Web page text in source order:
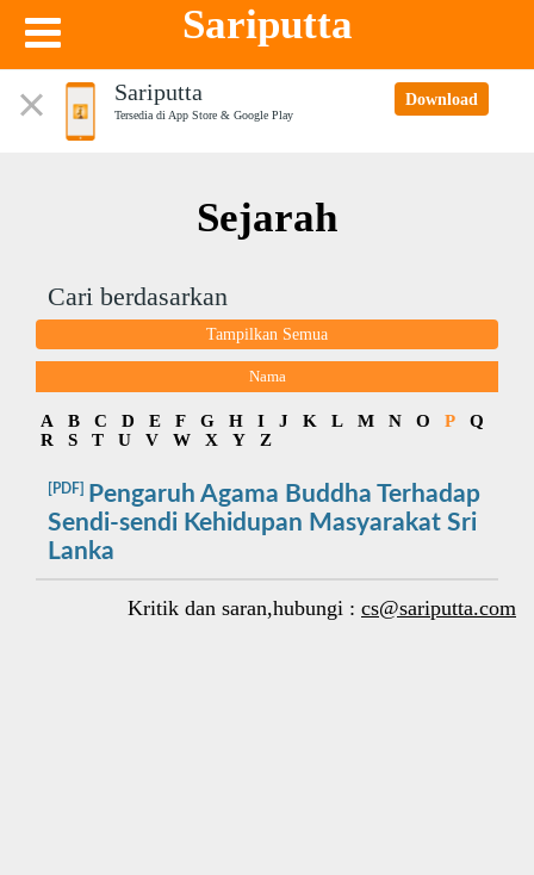
Sariputta
Sariputta
Tersedia di App Store & Google Play
Download
Sejarah
Cari berdasarkan
Tampilkan Semua
Nama
A B C D E F G H I J K L M N O P
Q
R
S T U V W X Y Z
[PDF]
Pengaruh Agama Buddha Terhadap
Sendi-sendi Kehidupan Masyarakat Sri
Lanka
Kritik dan saran,hubungi : cs@sariputta.com